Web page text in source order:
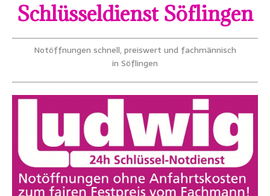
Schlüsseldienst Söflingen
Notöffnungen schnell, preiswert und fachmännisch
in Söflingen